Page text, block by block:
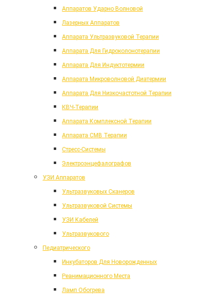
Аппаратов Ударно Волновой
Лазерных Аппаратов
Аппарата Ультразвуковой Терапии
Аппарата Для Гидроколонотерапии
Аппарата Для Индуктотермии
Аппарата Микроволновой Диатермии
Аппарата Для Низкочастотной Терапии
КВЧ-Терапии
Аппарата Комплексной Терапии
Аппарата СМВ Терапии
Стресс-Системы
Электроэнцефалографов
УЗИ Аппаратов
Ультразвуковых Сканеров
Ультразвуковой Системы
УЗИ Кабелей
Ультразвукового
Педиатрического
Инкубаторов Для Новорожденных
Реанимационного Места
Ламп Обогрева